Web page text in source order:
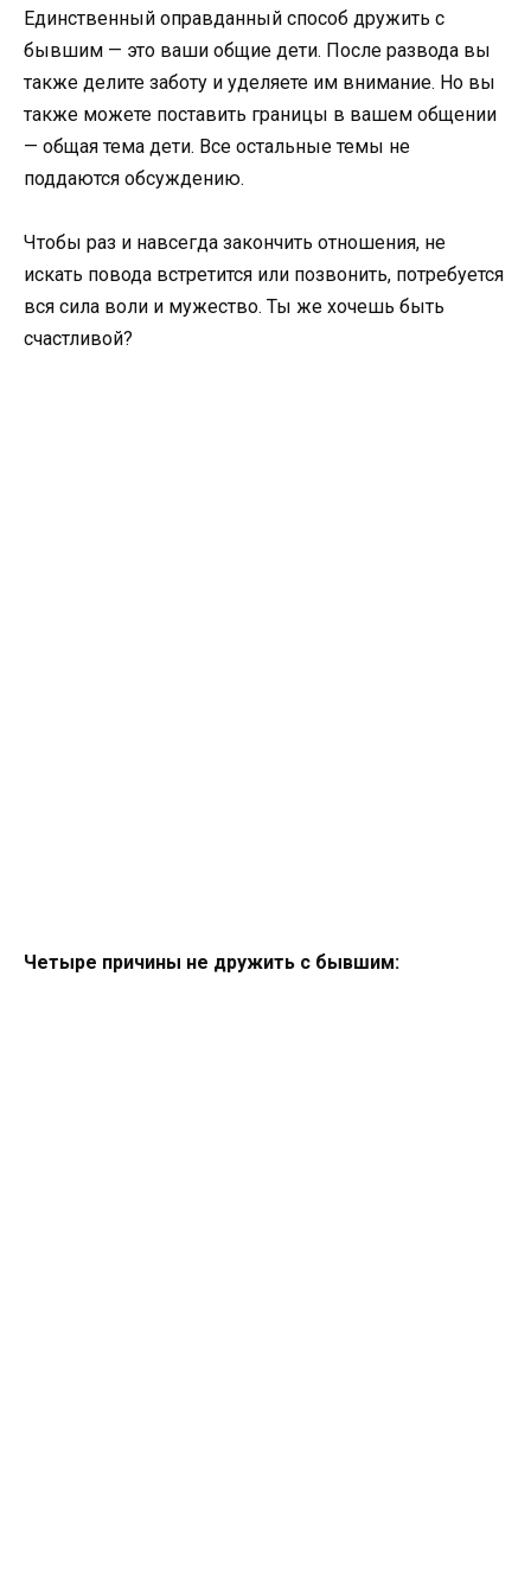
Единственный оправданный способ дружить с
бывшим — это ваши общие дети. После развода вы
также делите заботу и уделяете им внимание. Но вы
также можете поставить границы в вашем общении
— общая тема дети. Все остальные темы не
поддаются обсуждению.
Чтобы раз и навсегда закончить отношения, не
искать повода встретится или позвонить, потребуется
вся сила воли и мужество. Ты же хочешь быть
счастливой?
Четыре причины не дружить с бывшим: